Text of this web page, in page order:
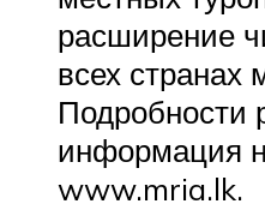
расширение
всех странах
Подробности
информация
www.mria.lk.